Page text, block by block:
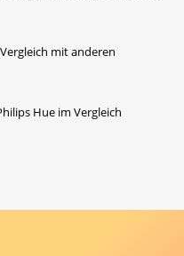
mit anderen
Hue im Vergleich